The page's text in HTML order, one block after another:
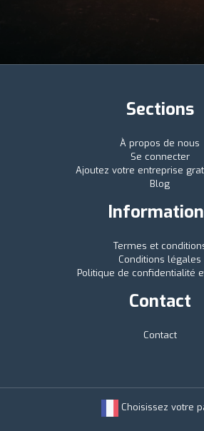
Sections
À propos de nous
Se connecter
Ajoutez votre entreprise
Blog
Termes et
Conditions légales
Politique de confidentialité
Contact
Contact
Choisissez votre